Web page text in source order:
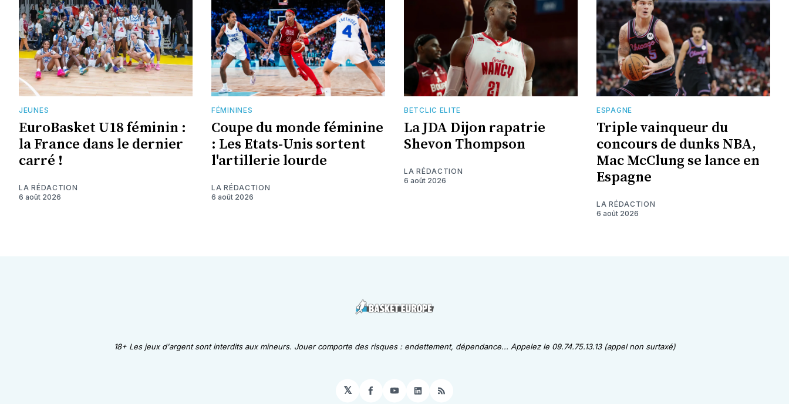
JEUNES
EuroBasket U18 féminin :
la France dans le dernier
carré !
LA RÉDACTION
6 août 2026
FÉMININES
Coupe du monde féminine
: Les Etats-Unis sortent
l'artillerie lourde
LA RÉDACTION
6 août 2026
BETCLIC ELITE
La JDA Dijon rapatrie
Shevon Thompson
LA RÉDACTION
6 août 2026
ESPAGNE
Triple vainqueur du
concours de dunks NBA,
Mac McClung se lance en
Espagne
LA RÉDACTION
6 août 2026
18+ Les jeux d'argent sont interdits aux mineurs. Jouer comporte des risques : endettement, dépendance... Appelez le 09.74.75.13.13 (appel non surtaxé)
𝕏 Facebook
YouTube
LinkedIn
RSS